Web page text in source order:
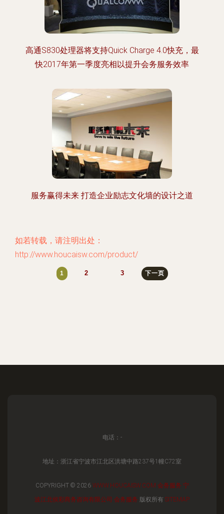
高通S830处理器将支持Quick Charge 4.0快充，最
快2017年第一季度亮相以提升会务服务效率
服务赢得未来 打造企业励志文化墙的设计之道
如若转载，请注明出处：
http://www.houcaisw.com/product/
1 2 3 下一页
电话：-
地址：浙江省宁波市江北区洪塘中路237号1幢C72室
COPYRIGHT © 2026 WWW.HOUCAISW.COM 会务服务 宁
波江北侯彩商务咨询有限公司 会务服务 版权所有 SITEMAP